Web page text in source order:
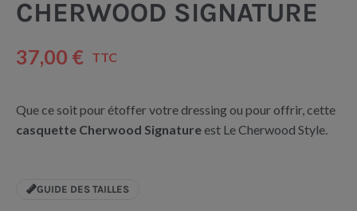
CHERWOOD SIGNATURE
37,00 € TTC
Que ce soit pour étoffer votre dressing ou pour offrir, cette
casquette Cherwood Signatureest Le Cherwood Style.
GUIDE DES TAILLES